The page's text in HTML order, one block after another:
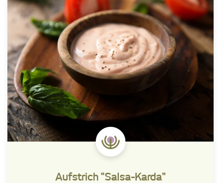
Aufstrich "Salsa-Karda"